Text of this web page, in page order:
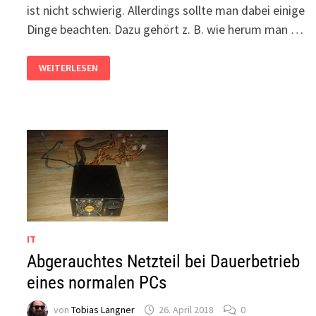
ist nicht schwierig. Allerdings sollte man dabei einige
Dinge beachten. Dazu gehört z. B. wie herum man …
NETZTEIL
EINBAUEN
IN
LÜFTER
NACH
OBEN
ODER
UNTEN?
WEITERLESEN
IT
Abgerauchtes Netzteil bei Dauerbetrieb
eines normalen PCs
vonTobias Langner 26. April 2018 0